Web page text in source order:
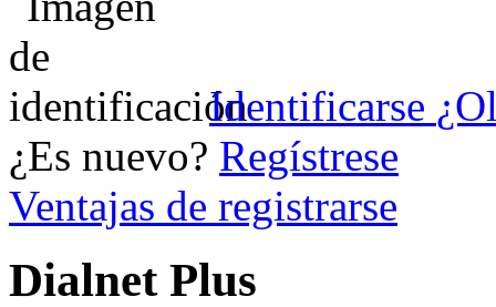
Identificarse
¿Es nuevo? Regístrese
Ventajas de registrarse
Dialnet Plus